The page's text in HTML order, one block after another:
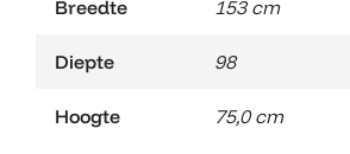
Breedte 153 cm
Diepte 98
Hoogte 75,0 cm